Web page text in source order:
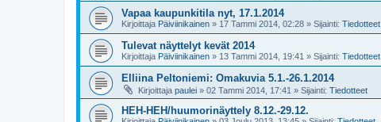
Vapaa kaupunkitila nyt, 17.1.2014
Kirjoittaja Päiviinikainen » 17 Tammi 2014, 02:28 » Sijainti: Tiedotteet
Tulevat näyttelyt kevät 2014
Kirjoittaja Päiviinikainen » 13 Tammi 2014, 19:41 » Sijainti: Tiedotteet
Elliina Peltoniemi: Omakuvia 5.1.-26.1.2014
Kirjoittaja paulei » 02 Tammi 2014, 17:41 » Sijainti: Tiedotteet
HEH-HEH/huumorinäyttely 8.12.-29.12.